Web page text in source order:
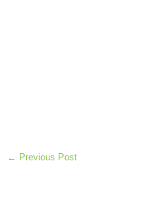
← Previous Post